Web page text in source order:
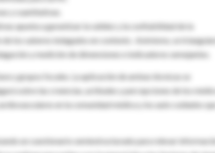
y cuantitativas.
apunta a garantizar la validez y la confiabilidad de la
los saberes indagados en contexto . Asimismo, se
y medición de dimensiones e indicadores semejantes.
y grupos focales. La aplicación de ambas técnicas se
sobre las creencias, actitudes y percepciones de los
en la comunidad médica y los auto cuidados
un cuestionario semiestructurado para relevar